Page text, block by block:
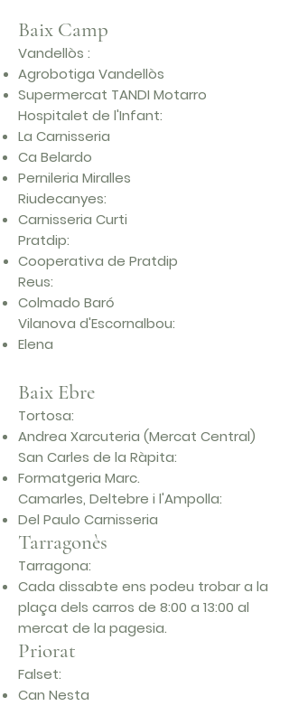
Baix Camp
Vandellòs :
Agrobotiga Vandellòs
Supermercat TANDI Motarro
Hospitalet de l'Infant:
La Carnisseria
Ca Belardo
Pernileria Miralles
Riudecanyes:
Carnisseria Curti
Pratdip:
Cooperativa de Pratdip
Reus:
Colmado Baró
Vilanova d'Escornalbou:
Elena
Baix Ebre
Tortosa:
Andrea Xarcuteria (Mercat Central)
San Carles de la Ràpita:
Formatgeria Marc.
Camarles, Deltebre i l'Ampolla:
Del Paulo Carnisseria
Tarragonès
Tarragona:
Cada dissabte ens podeu trobar a la
plaça dels carros de 8:00 a 13:00 al
mercat de la pagesia.
Priorat
Falset:
Can Nesta